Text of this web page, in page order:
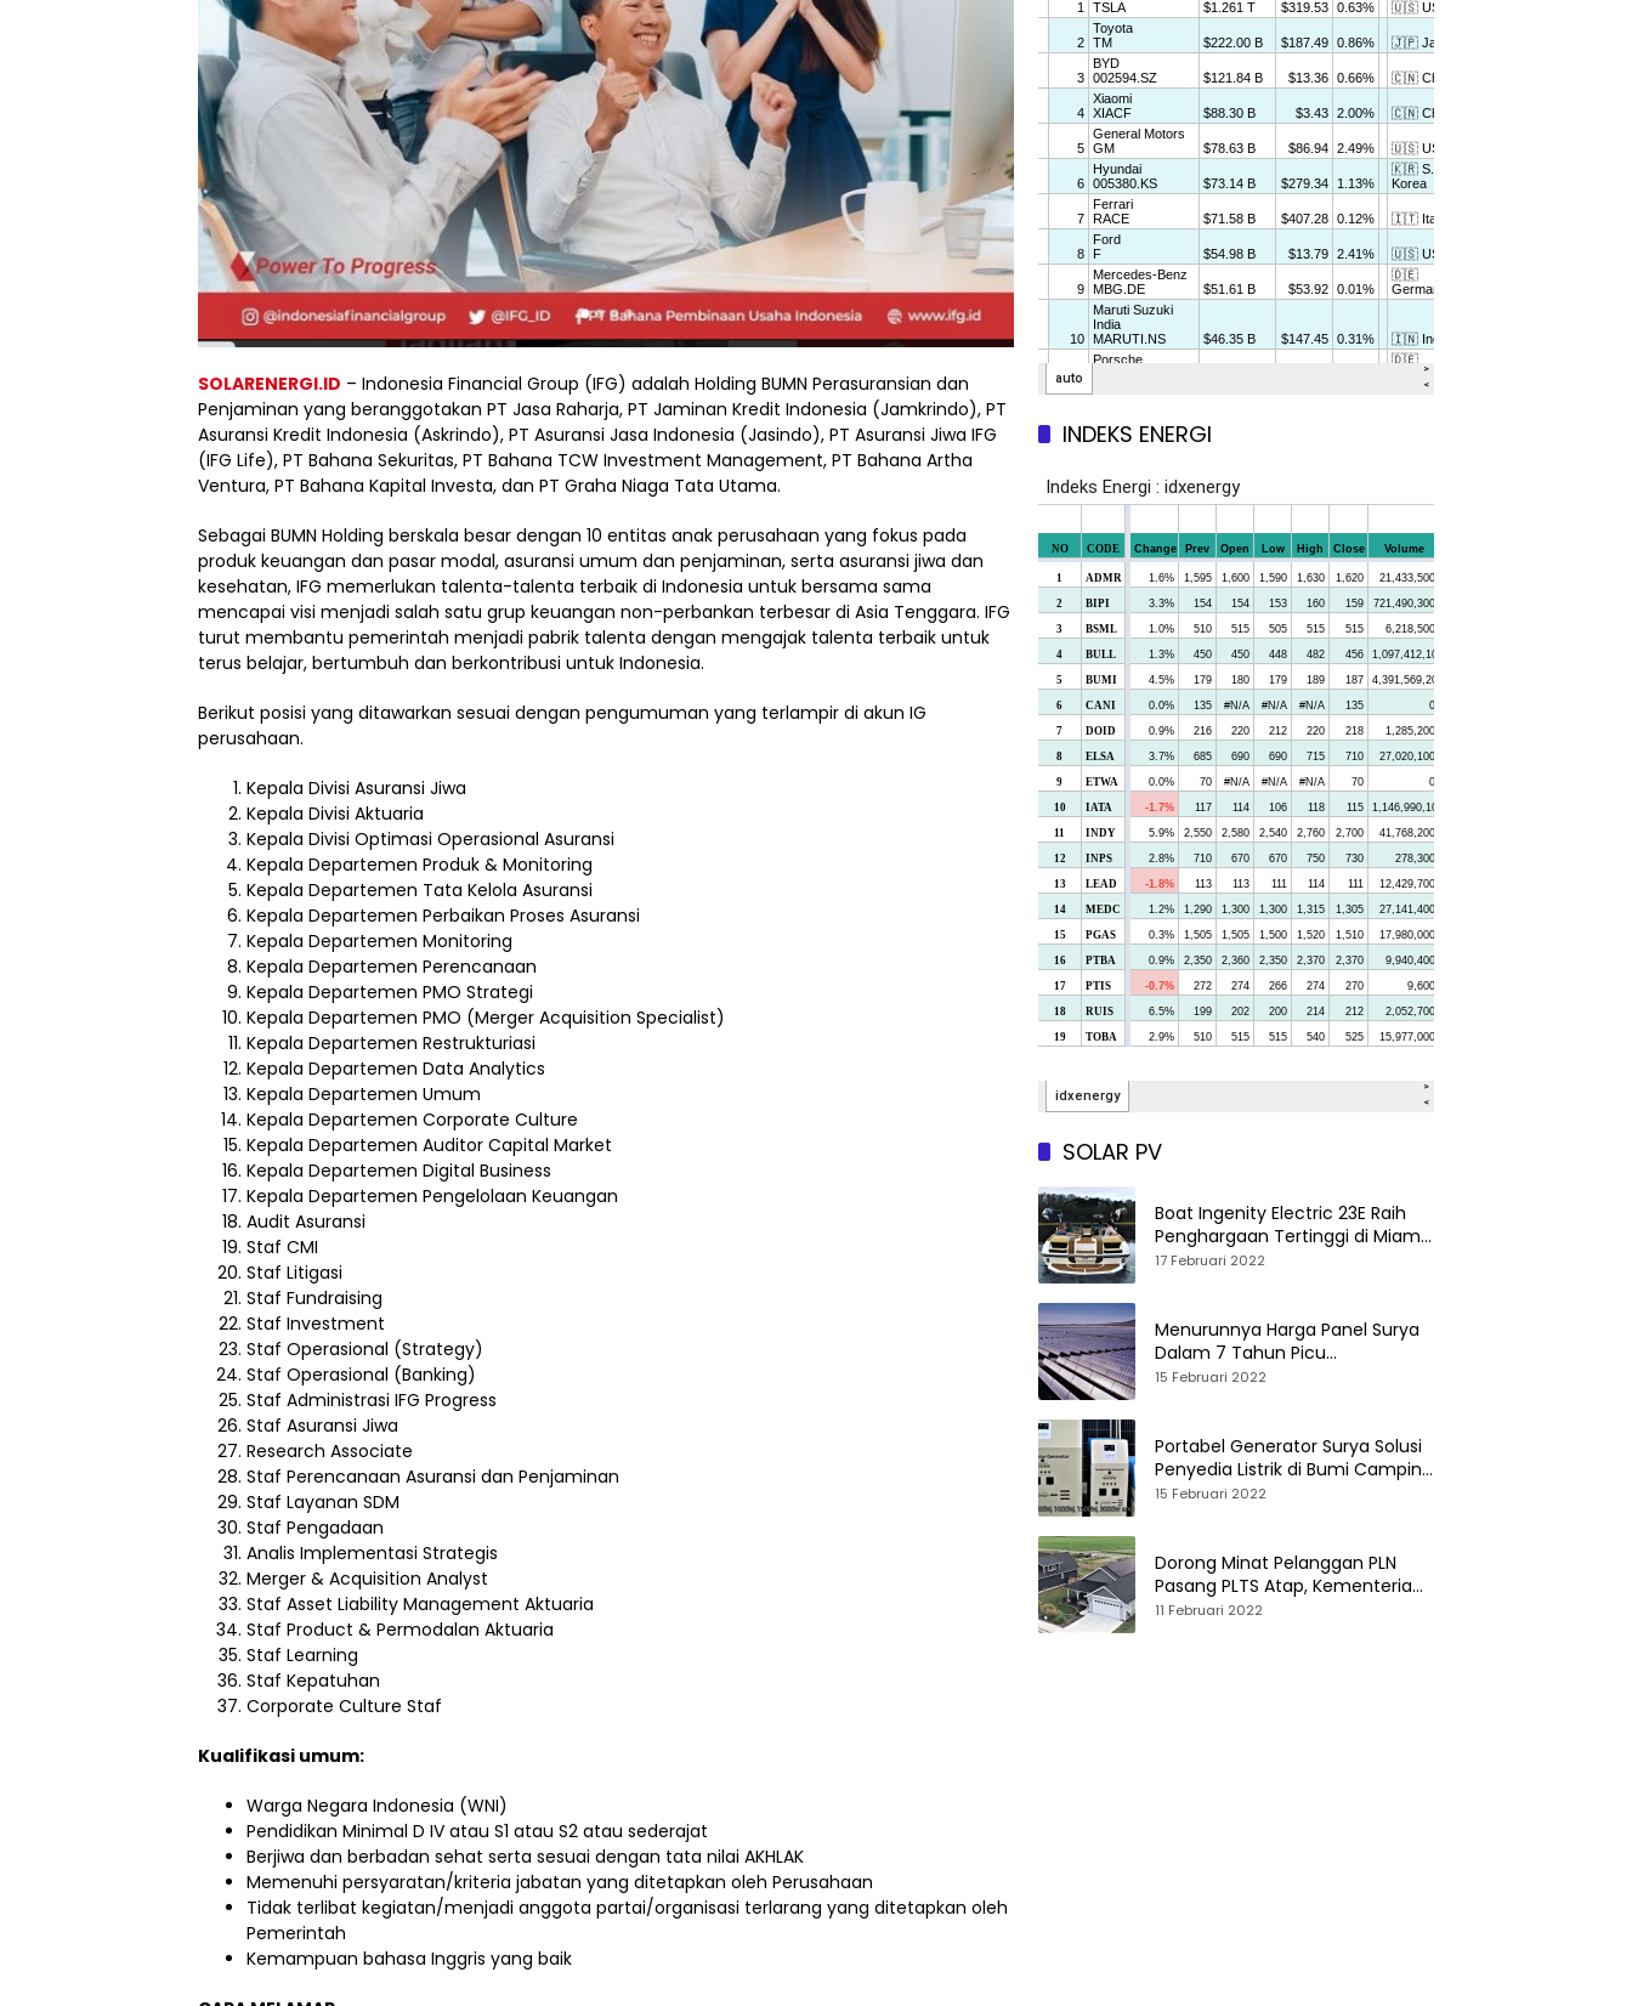
SOLARENERGI.ID – Indonesia Financial Group (IFG) adalah Holding BUMN Perasuransian dan
Penjaminan yang beranggotakan PT Jasa Raharja, PT Jaminan Kredit Indonesia (Jamkrindo), PT
Asuransi Kredit Indonesia (Askrindo), PT Asuransi Jasa Indonesia (Jasindo), PT Asuransi Jiwa IFG
(IFG Life), PT Bahana Sekuritas, PT Bahana TCW Investment Management, PT Bahana Artha
Ventura, PT Bahana Kapital Investa, dan PT Graha Niaga Tata Utama.
Sebagai BUMN Holding berskala besar dengan 10 entitas anak perusahaan yang fokus pada
produk keuangan dan pasar modal, asuransi umum dan penjaminan, serta asuransi jiwa dan
kesehatan, IFG memerlukan talenta-talenta terbaik di Indonesia untuk bersama sama
mencapai visi menjadi salah satu grup keuangan non-perbankan terbesar di Asia Tenggara. IFG
turut membantu pemerintah menjadi pabrik talenta dengan mengajak talenta terbaik untuk
terus belajar, bertumbuh dan berkontribusi untuk Indonesia.
Berikut posisi yang ditawarkan sesuai dengan pengumuman yang terlampir di akun IG
perusahaan.
Kepala Divisi Asuransi Jiwa
Kepala Divisi Aktuaria
Kepala Divisi Optimasi Operasional Asuransi
Kepala Departemen Produk & Monitoring
Kepala Departemen Tata Kelola Asuransi
Kepala Departemen Perbaikan Proses Asuransi
Kepala Departemen Monitoring
Kepala Departemen Perencanaan
Kepala Departemen PMO Strategi
Kepala Departemen PMO (Merger Acquisition Specialist)
Kepala Departemen Restrukturiasi
Kepala Departemen Data Analytics
Kepala Departemen Umum
Kepala Departemen Corporate Culture
Kepala Departemen Auditor Capital Market
Kepala Departemen Digital Business
Kepala Departemen Pengelolaan Keuangan
Audit Asuransi
Staf CMI
Staf Litigasi
Staf Fundraising
Staf Investment
Staf Operasional (Strategy)
Staf Operasional (Banking)
Staf Administrasi IFG Progress
Staf Asuransi Jiwa
Research Associate
Staf Perencanaan Asuransi dan Penjaminan
Staf Layanan SDM
Staf Pengadaan
Analis Implementasi Strategis
Merger & Acquisition Analyst
Staf Asset Liability Management Aktuaria
Staf Product & Permodalan Aktuaria
Staf Learning
Staf Kepatuhan
Corporate Culture Staf
Kualifikasi umum:
Warga Negara Indonesia (WNI)
Pendidikan Minimal D IV atau S1 atau S2 atau sederajat
Berjiwa dan berbadan sehat serta sesuai dengan tata nilai AKHLAK
Memenuhi persyaratan/kriteria jabatan yang ditetapkan oleh Perusahaan
Tidak terlibat kegiatan/menjadi anggota partai/organisasi terlarang yang ditetapkan oleh
Pemerintah
Kemampuan bahasa Inggris yang baik
INDEKS ENERGI
SOLAR PV
Boat Ingenity Electric 23E Raih
Penghargaan Tertinggi di Miami
International Boat Show
17 Februari 2022
Menurunnya Harga Panel Surya
Dalam 7 Tahun Picu
Tumbuhnya PLTS Global
15 Februari 2022
Portabel Generator Surya Solusi
Penyedia Listrik di Bumi Camping
dan Perkemahan
15 Februari 2022
Dorong Minat Pelanggan PLN
Pasang PLTS Atap, Kementerian
ESDM Luncurkan Paket Hibah SEF
11 Februari 2022